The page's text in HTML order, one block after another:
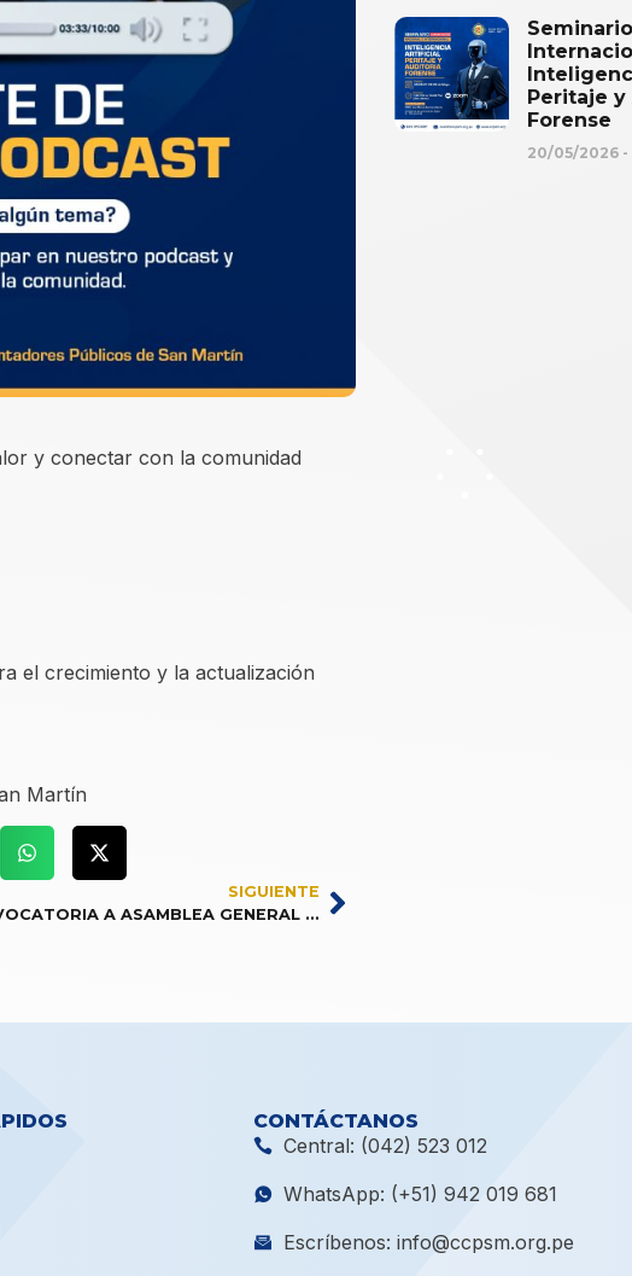
Peritaje
Forense
20/05/2026
y conectar con la comunidad
el crecimiento y la actualización
Martín
SIGUIENTE
CONVOCATORIA A ASAMBLEA GENERAL ORDINARIA
CONTÁCTANOS
Central: (042) 523 012
WhatsApp: (+51) 942 019 681
Escríbenos: info@ccpsm.org.pe